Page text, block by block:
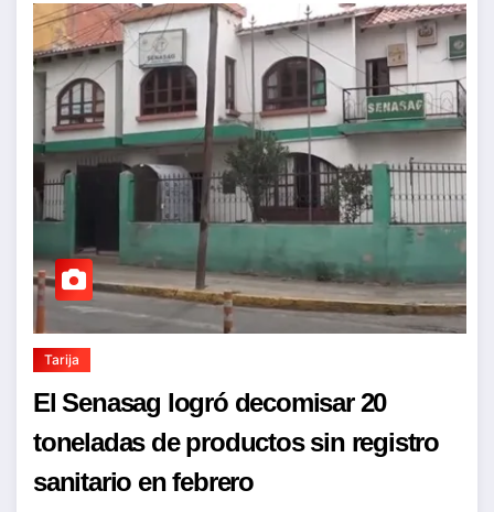
Tarija
El Senasag logró decomisar 20
toneladas de productos sin registro
sanitario en febrero